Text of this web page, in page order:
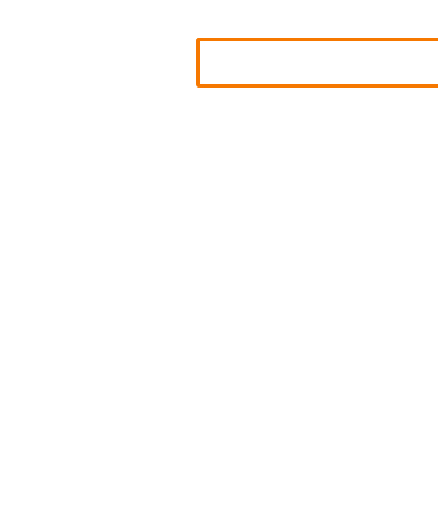
ィング ■地震に強い「耐震等級３」
タ基礎」「地盤改良工事」実施！ ■